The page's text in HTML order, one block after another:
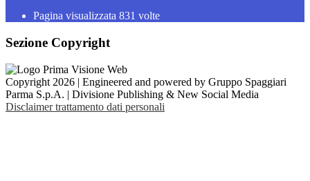
Pagina visualizzata 831 volte
Sezione Copyright
Copyright 2026 | Engineered and powered by Gruppo Spaggiari
Parma S.p.A. | Divisione Publishing & New Social Media
Disclaimer trattamento dati personali